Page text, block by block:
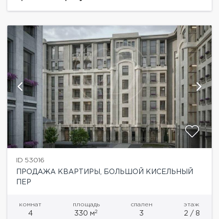
ID 53016
ПРОДАЖА КВАРТИРЫ, БОЛЬШОЙ КИСЕЛЬНЫЙ
ПЕР
комнат
4
площадь
330 м2
спален
3
этаж
2 / 8